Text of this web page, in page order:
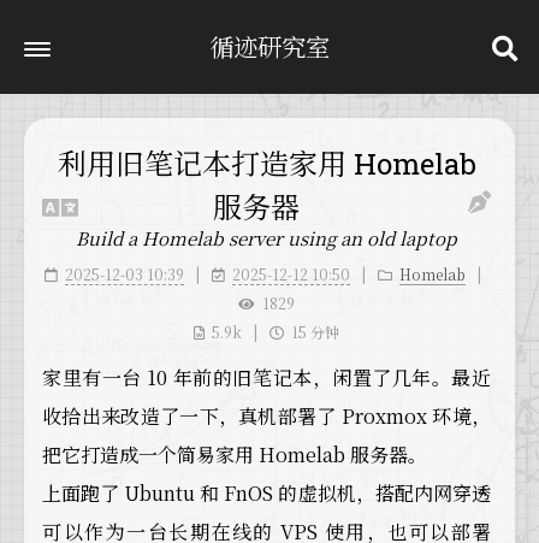
循迹研究室
利用旧笔记本打造家用 Homelab
服务器
Build a Homelab server using an old laptop
2025-12-03 10:39 2025-12-12 10:50
Homelab
1829
5.9k
15 分钟
家里有一台 10 年前的旧笔记本，闲置了几年。最近
收拾出来改造了一下，真机部署了 Proxmox 环境，
把它打造成一个简易家用 Homelab 服务器。
上面跑了 Ubuntu 和 FnOS 的虚拟机，搭配内网穿透
可以作为一台长期在线的 VPS 使用，也可以部署